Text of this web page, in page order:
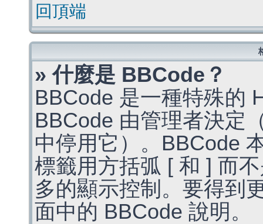
回頂端
» 什麼是 BBCode？
BBCode 是一種特殊的
BBCode 由管理者決定
中停用它）。BBCode
標籤用方括弧 [ 和 ] 而
多的顯示控制。要得到
面中的 BBCode 說明。